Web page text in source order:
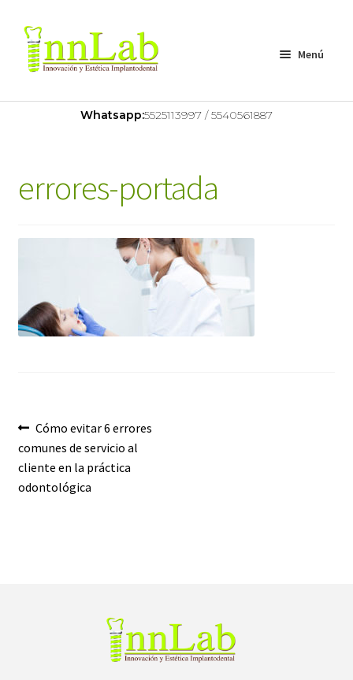
Menú
Home
Servicios
Whatsapp:5525113997 / 5540561887
errores-portada
Cómo evitar 6 errores
comunes de servicio al
cliente en la práctica
odontológica